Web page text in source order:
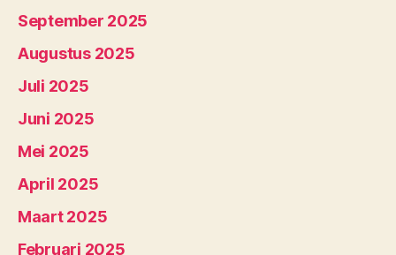
September 2025
Augustus 2025
Juli 2025
Juni 2025
Mei 2025
April 2025
Maart 2025
Februari 2025